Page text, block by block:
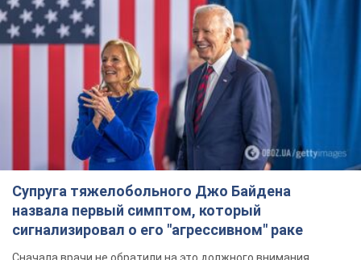
Супруга тяжелобольного Джо Байдена
назвала первый симптом, который
сигнализировал о его "агрессивном" раке
Сначала врачи не обратили на это должного внимания
10,7 т.
Ее убила Россия: умерла 13-летняя
девочка, раненая в результате
российской атаки на Сумскую
область. Фото
В тот день во время российского обстрела